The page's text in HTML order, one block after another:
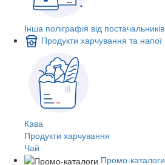
Інша поліграфія від постачальників
Продукти харчування та напої
Кава
Продукти харчування
Чай
Промо-каталоги